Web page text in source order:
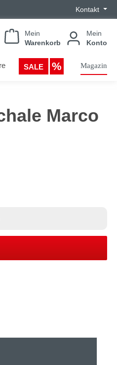
Kontakt
Mein
Warenkorb
Mein
Konto
SALE Magazin
Marco